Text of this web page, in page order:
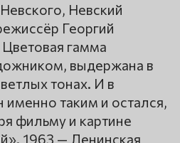
Невский
Георгий
гамма
выдержана в
тонах. И в
именно таким и остался,
фильму и картине
1963 — Ленинская